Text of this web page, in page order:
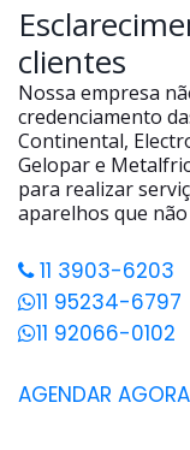
clientes
Nossa empresa
credenciamento
Continental,
Gelopar e
para realizar
aparelhos que
11 3903-6203
11 95234-6797
11 92066-0102
AGENDAR